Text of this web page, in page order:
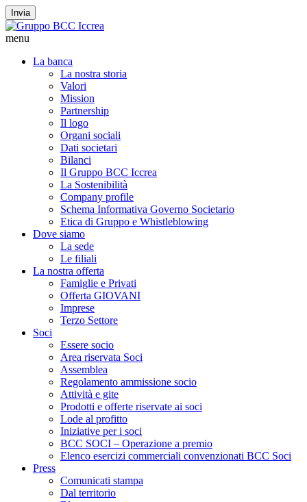
Invia
menu
La banca
La nostra storia
Valori
Mission
Partnership
Il logo
Organi sociali
Dati societari
Bilanci
Il Gruppo BCC Iccrea
La Sostenibilità
Company profile
Schema Informativa Governo Societario
Etica di Gruppo e Whistleblowing
Dove siamo
La sede
Le filiali
La nostra offerta
Famiglie e Privati
Offerta GIOVANI
Imprese
Terzo Settore
Soci
Essere socio
Area riservata Soci
Assemblea
Regolamento ammissione socio
Attività e gite
Prodotti e offerte riservate ai soci
Lode al profitto
Iniziative per i soci
BCC SOCI – Operazione a premio
Elenco esercizi commerciali convenzionati BCC Soci
Press
Comunicati stampa
Dal territorio